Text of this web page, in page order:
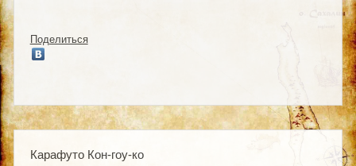
Поделиться
Карафуто Кон-гоу-ко